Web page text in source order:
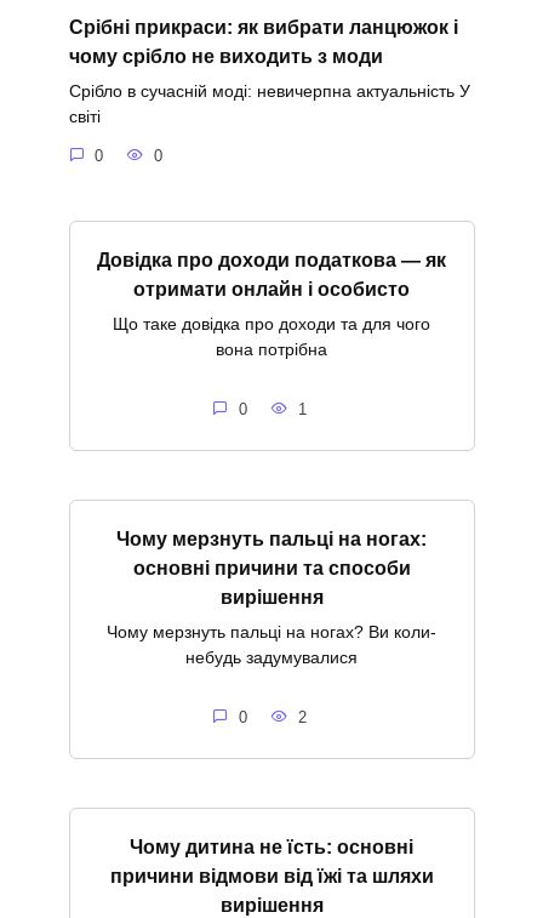
Срібні прикраси: як вибрати ланцюжок і
чому срібло не виходить з моди
Срібло в сучасній моді: невичерпна актуальність У
світі
0 0
Довідка про доходи податкова — як
отримати онлайн і особисто
Що таке довідка про доходи та для чого
вона потрібна
0 1
Чому мерзнуть пальці на ногах:
основні причини та способи
вирішення
Чому мерзнуть пальці на ногах? Ви коли-
небудь задумувалися
0 2
Чому дитина не їсть: основні
причини відмови від їжі та шляхи
вирішення